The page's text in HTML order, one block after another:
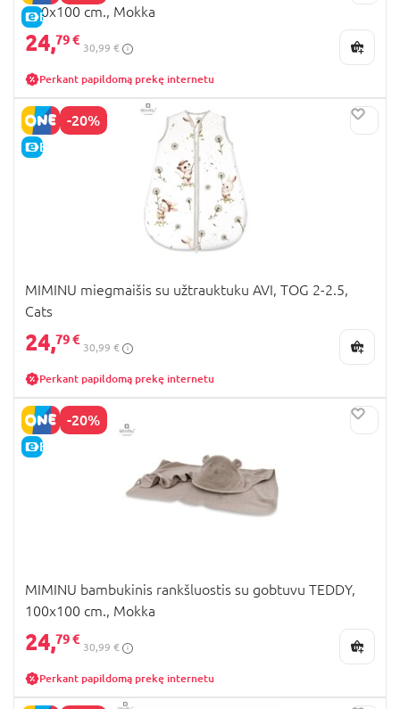
E-KAINA
100x100 cm., Mokka
24,79 €
30,99 €
Perkant papildomą prekę internetu
-20%
E-KAINA
MIMINU miegmaišis su užtrauktuku AVI, TOG 2-2.5,
Cats
24,79 €
30,99 €
Perkant papildomą prekę internetu
-20%
E-KAINA
MIMINU bambukinis rankšluostis su gobtuvu TEDDY,
100x100 cm., Mokka
24,79 €
30,99 €
Perkant papildomą prekę internetu